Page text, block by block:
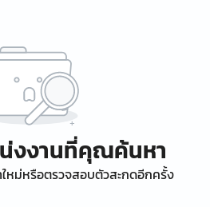
งงานที่คุณค้นหา
หม่หรือตรวจสอบตัวสะกดอีกครั้ง